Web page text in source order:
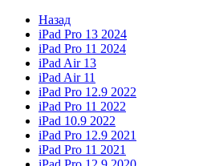
Назад
iPad Pro 13 2024
iPad Pro 11 2024
iPad Air 13
iPad Air 11
iPad Pro 12.9 2022
iPad Pro 11 2022
iPad 10.9 2022
iPad Pro 12.9 2021
iPad Pro 11 2021